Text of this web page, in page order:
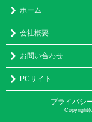
ホーム
会社概要
お問い合わせ
PCサイト
プライバシ